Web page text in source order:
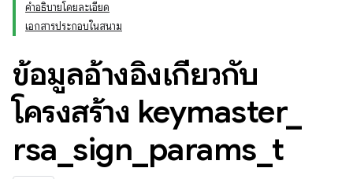
คำอธิบายโดยละเอียด
เอกสารประกอบในสนาม
ข้อมูลอ้างอิงเกี่ยวกับ
โครงสร้าง keymaster_
rsa sign params t